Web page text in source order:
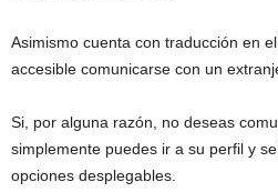
Asimismo cuenta con traducción en
accesible comunicarse con un
Si, por alguna razón, no deseas
simplemente puedes ir a su perfil y
opciones desplegables.